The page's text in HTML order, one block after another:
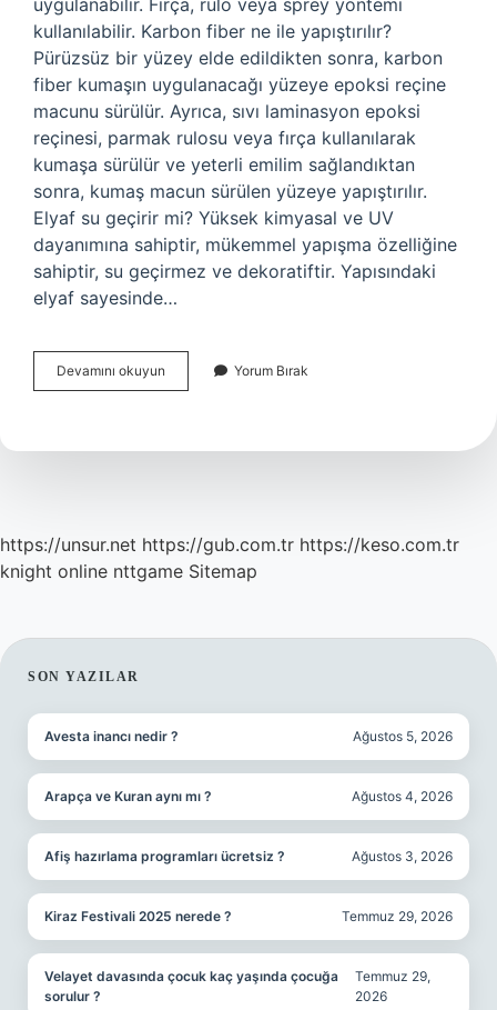
uygulanabilir. Fırça, rulo veya sprey yöntemi
kullanılabilir. Karbon fiber ne ile yapıştırılır?
Pürüzsüz bir yüzey elde edildikten sonra, karbon
fiber kumaşın uygulanacağı yüzeye epoksi reçine
macunu sürülür. Ayrıca, sıvı laminasyon epoksi
reçinesi, parmak rulosu veya fırça kullanılarak
kumaşa sürülür ve yeterli emilim sağlandıktan
sonra, kumaş macun sürülen yüzeye yapıştırılır.
Elyaf su geçirir mi? Yüksek kimyasal ve UV
dayanımına sahiptir, mükemmel yapışma özelliğine
sahiptir, su geçirmez ve dekoratiftir. Yapısındaki
elyaf sayesinde…
Devamını okuyun
Ne
Yorum Bırak
https://unsur.net https://gub.com.tr https://keso.com.tr
knight online nttgame Sitemap
SIDEBAR
SON YAZILAR
Avesta inancı nedir ? Ağustos 5, 2026
Arapça ve Kuran aynı mı ? Ağustos 4, 2026
Afiş hazırlama programları ücretsiz ? Ağustos 3, 2026
Kiraz Festivali 2025 nerede ? Temmuz 29, 2026
Velayet davasında çocuk kaç yaşında çocuğa
sorulur ?
Temmuz 29,
2026